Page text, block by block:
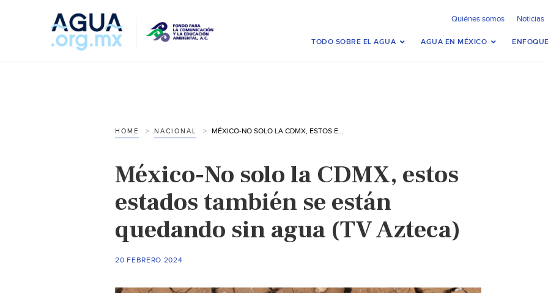
Quiénes somos Noticias
TODO SOBRE EL AGUA AGUA EN MÉXICO
HOME NACIONAL MÉXICO-NO SOLO LA CDMX, ESTOS ESTADOS TAMBIÉN SE ESTÁN QUEDANDO SIN AGUA (TV AZTECA)
México-No solo la CDMX, estos
estados también se están
quedando sin agua (TV Azteca)
20 FEBRERO 2024